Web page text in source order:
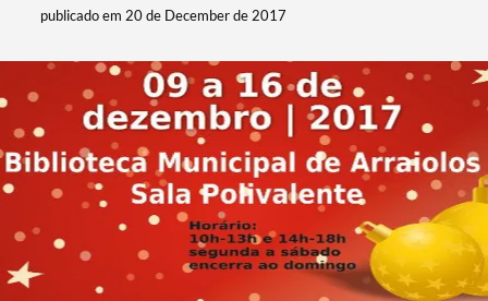
publicado em 20 de December de 2017